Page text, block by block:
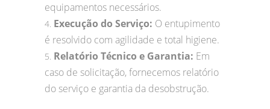
equipamentos necessários.
4. Execução do Serviço: O entupimento
é resolvido com agilidade e total higiene.
5. Relatório Técnico e Garantia: Em
caso de solicitação, fornecemos relatório
do serviço e garantia da desobstrução.